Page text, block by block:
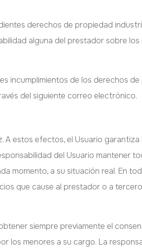
derechos de propiedad
alguna del prestador sobre
incumplimientos de los derechos
del siguiente correo electrónico.
A estos efectos, el Usuario
del Usuario mantener
momento, a su situación real. En
que cause al prestador o a
siempre previamente el
los menores a su cargo. La